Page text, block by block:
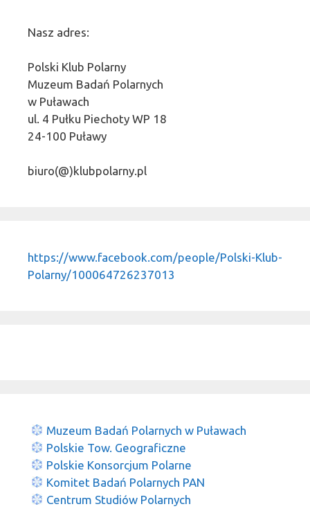
Nasz adres:
Polski Klub Polarny
Muzeum Badań Polarnych
w Puławach
ul. 4 Pułku Piechoty WP 18
24-100 Puławy
biuro(@)klubpolarny.pl
https://www.facebook.com/people/Polski-Klub-
Polarny/100064726237013
Muzeum Badań Polarnych w Puławach
Polskie Tow. Geograficzne
Polskie Konsorcjum Polarne
Komitet Badań Polarnych PAN
Centrum Studiów Polarnych